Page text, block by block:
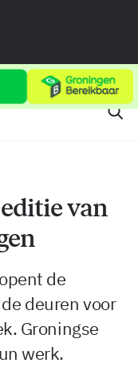
van
de
deuren voor
Groningse
werk.